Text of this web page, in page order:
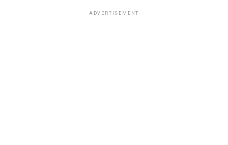
ADVERTISEMENT